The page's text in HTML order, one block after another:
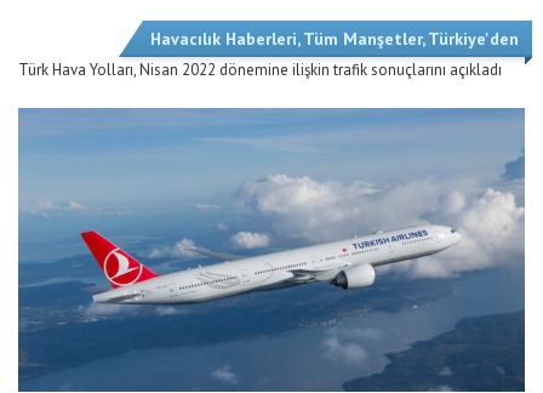
Havacılık Haberleri,Tüm Manşetler,Türkiye'den
Türk Hava Yolları, Nisan 2022 dönemine ilişkin trafik sonuçlarını açıkladı